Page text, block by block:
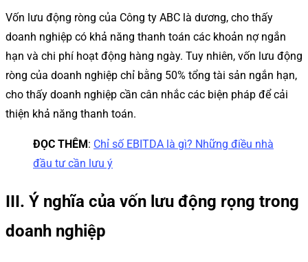
Vốn lưu động ròng của Công ty ABC là dương, cho thấy
doanh nghiệp có khả năng thanh toán các khoản nợ ngắn
hạn và chi phí hoạt động hàng ngày. Tuy nhiên, vốn lưu động
ròng của doanh nghiệp chỉ bằng 50% tổng tài sản ngắn hạn,
cho thấy doanh nghiệp cần cân nhắc các biện pháp để cải
thiện khả năng thanh toán.
ĐỌC THÊM : Chỉ số EBITDA là gì? Những điều nhà
đầu tư cần lưu ý
III. Ý nghĩa của vốn lưu động rọng trong
doanh nghiệp